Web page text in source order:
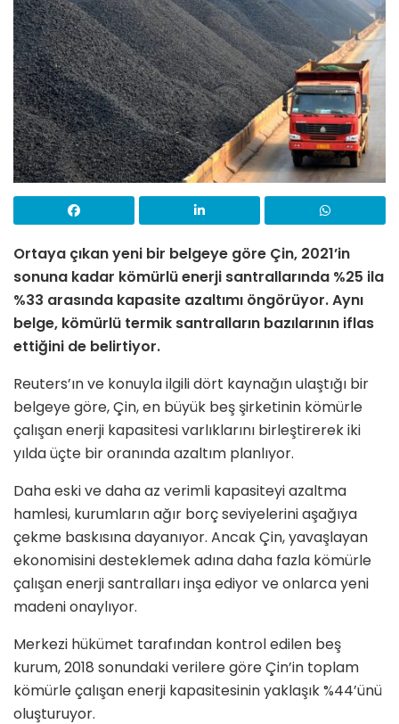
Ortaya çıkan yeni bir belgeye göre Çin, 2021’in
sonuna kadar kömürlü enerji santrallarında %25 ila
%33 arasında kapasite azaltımı öngörüyor. Aynı
belge, kömürlü termik santralların bazılarının iflas
ettiğini de belirtiyor.
Reuters’ın ve konuyla ilgili dört kaynağın ulaştığı bir
belgeye göre, Çin, en büyük beş şirketinin kömürle
çalışan enerji kapasitesi varlıklarını birleştirerek iki
yılda üçte bir oranında azaltım planlıyor.
Daha eski ve daha az verimli kapasiteyi azaltma
hamlesi, kurumların ağır borç seviyelerini aşağıya
çekme baskısına dayanıyor. Ancak Çin, yavaşlayan
ekonomisini desteklemek adına daha fazla kömürle
çalışan enerji santralları inşa ediyor ve onlarca yeni
madeni onaylıyor.
Merkezi hükümet tarafından kontrol edilen beş
kurum, 2018 sonundaki verilere göre Çin’in toplam
kömürle çalışan enerji kapasitesinin yaklaşık %44’ünü
oluşturuyor.